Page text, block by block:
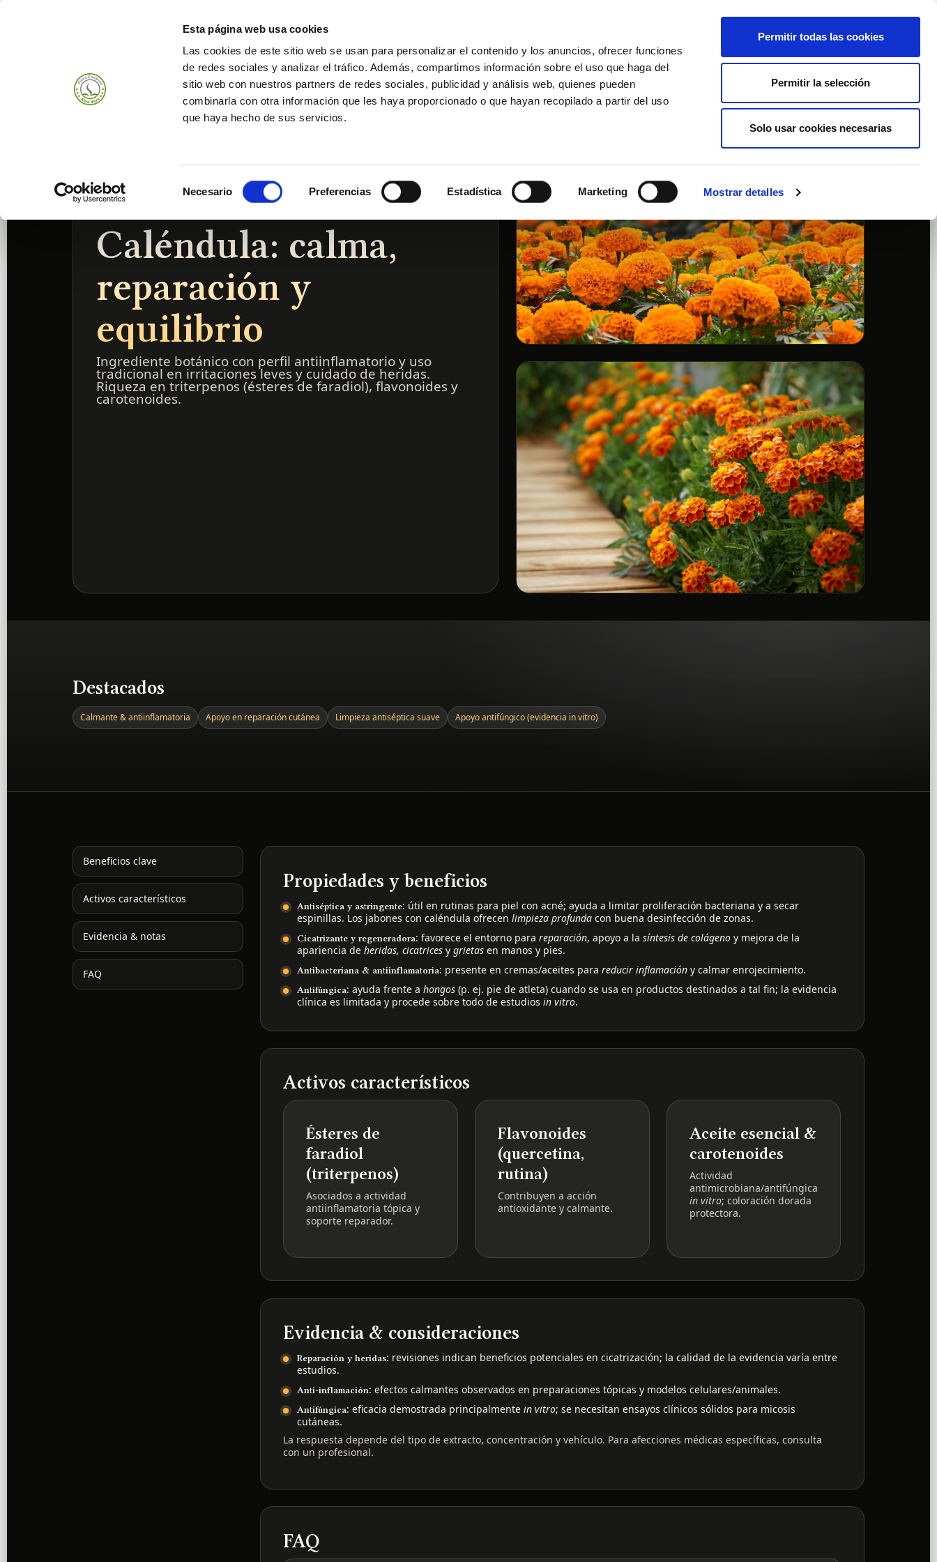
Esta página web usa cookies
Las cookies de este sitio web se usan para personalizar el contenido y los anuncios, ofrecer funciones
de redes sociales y analizar el tráfico. Además, compartimos información sobre el uso que haga del
sitio web con nuestros partners de redes sociales, publicidad y análisis web, quienes pueden
combinarla con otra información que les haya proporcionado o que hayan recopilado a partir del uso
que haya hecho de sus servicios.
Necesario Preferencias Estadística Marketing Mostrar detalles
Permitir todas las cookies
Permitir la selección
Solo usar cookies necesarias
Productos Empresa Reservar visita DAKAR POR LA VIDA
Iniciar sesión
Caléndula • Calendula officinalis • Marigold
Caléndula: calma,
reparación y
equilibrio
Ingrediente botánico con perfil antiinflamatorio y uso
tradicional en irritaciones leves y cuidado de heridas.
Riqueza en triterpenos (ésteres de faradiol), flavonoides y
carotenoides.
Destacados
Calmante & antiinflamatoria Apoyo en reparación cutánea Limpieza antiséptica suave Apoyo antifúngico (evidencia in vitro)
Beneficios clave
Activos característicos
Evidencia & notas
FAQ
Propiedades y beneficios
Antiséptica y astringente: útil en rutinas para piel con acné; ayuda a limitar proliferación bacteriana y a secar
espinillas. Los jabones con caléndula ofrecenlimpieza profunda con buena desinfección de zonas.
Cicatrizante y regeneradora: favorece el entorno parareparación, apoyo a lasíntesis de colágeno y mejora de la
apariencia deheridas, cicatrices ygrietas en manos y pies.
Antibacteriana & antiinflamatoria: presente en cremas/aceites parareducir inflamación y calmar enrojecimiento.
Antifúngica: ayuda frente ahongos (p. ej. pie de atleta) cuando se usa en productos destinados a tal fin; la evidencia
clínica es limitada y procede sobre todo de estudiosin vitro.
Activos característicos
Ésteres de
faradiol
(triterpenos)
Asociados a actividad
antiinflamatoria tópica y
soporte reparador.
Flavonoides
(quercetina,
rutina)
Contribuyen a acción
antioxidante y calmante.
Aceite esencial &
carotenoides
Actividad
antimicrobiana/antifúngica
in vitro; coloración dorada
protectora.
Evidencia & consideraciones
Reparación y heridas: revisiones indican beneficios potenciales en cicatrización; la calidad de la evidencia varía entre
estudios.
Anti-inflamación: efectos calmantes observados en preparaciones tópicas y modelos celulares/animales.
Antifúngica: eficacia demostrada principalmentein vitro; se necesitan ensayos clínicos sólidos para micosis
cutáneas.
La respuesta depende del tipo de extracto, concentración y vehículo. Para afecciones médicas específicas, consulta
con un profesional.
FAQ